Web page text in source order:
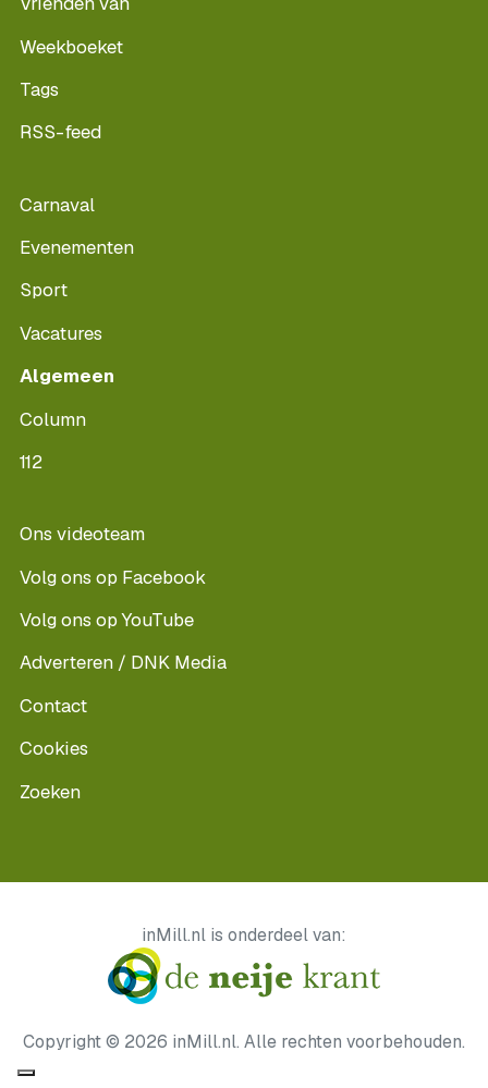
Weekboeket
Tags
RSS-feed
Carnaval
Evenementen
Sport
Vacatures
Algemeen
Column
112
Ons videoteam
Volg ons op Facebook
Volg ons op YouTube
Adverteren / DNK Media
Contact
Cookies
Zoeken
inMill.nl is onderdeel van:
Copyright © 2026 inMill.nl. Alle rechten voorbehouden.